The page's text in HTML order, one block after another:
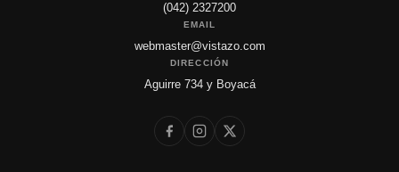
(042) 2327200
EMAIL
webmaster@vistazo.com
DIRECCIÓN
Aguirre 734 y Boyacá